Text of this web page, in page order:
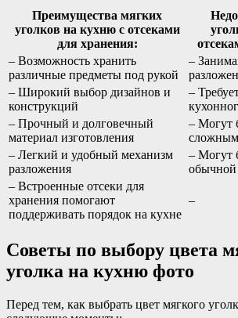
Преимущества мягких
уголков на кухню с отсеками
для хранения:
– Возможность хранить
различные предметы под рукой
–
– Широкий выбор дизайнов и
конструкций
–
– Прочный и долговечный
материал изготовления
– Могут
– Легкий и удобный механизм
разложения
– Могут
обычной
– Встроенные отсеки для
хранения помогают
поддерживать порядок на кухне
–
Советы по выбору цвета
уголка на кухню фото
Перед тем, как выбрать цвет мягкого